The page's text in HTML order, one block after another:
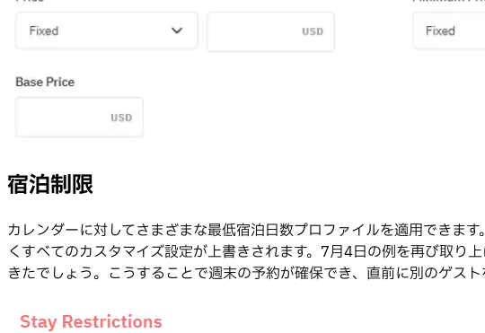
宿泊制限
カレンダーに対してさまざまな最低宿泊日数プロファイルを適用できま
くすべてのカスタマイズ設定が上書きされます。7月4日の例を再び取り
きたでしょう。こうすることで週末の予約が確保でき、直前に別のゲス